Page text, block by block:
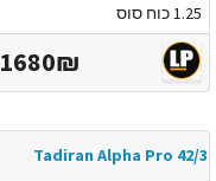
1.25 כוח סוס
1680₪
Tadiran Alpha Pro 42/3